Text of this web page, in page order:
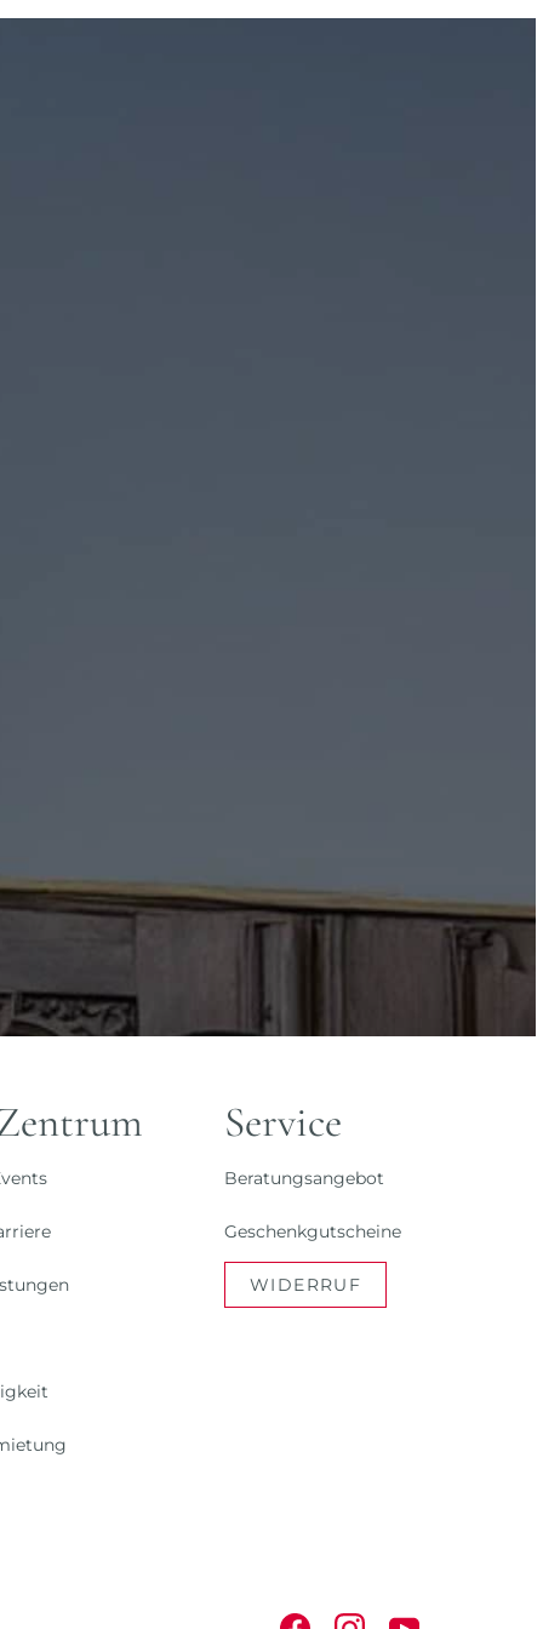
Service
Beratungsangebot
Geschenkgutscheine
WIDERRUF